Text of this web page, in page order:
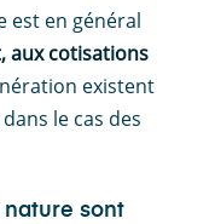
est en général
aux cotisations
existent
le cas des
nature sont